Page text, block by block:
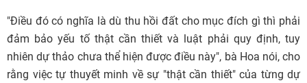
"Điều đó có nghĩa là dù thu hồi đất cho mục đích gì thì phải
đảm bảo yếu tố thật cần thiết và luật phải quy định, tuy
nhiên dự thảo chưa thể hiện được điều này", bà Hoa nói, cho
rằng việc tự thuyết minh về sự "thật cần thiết" của từng dự